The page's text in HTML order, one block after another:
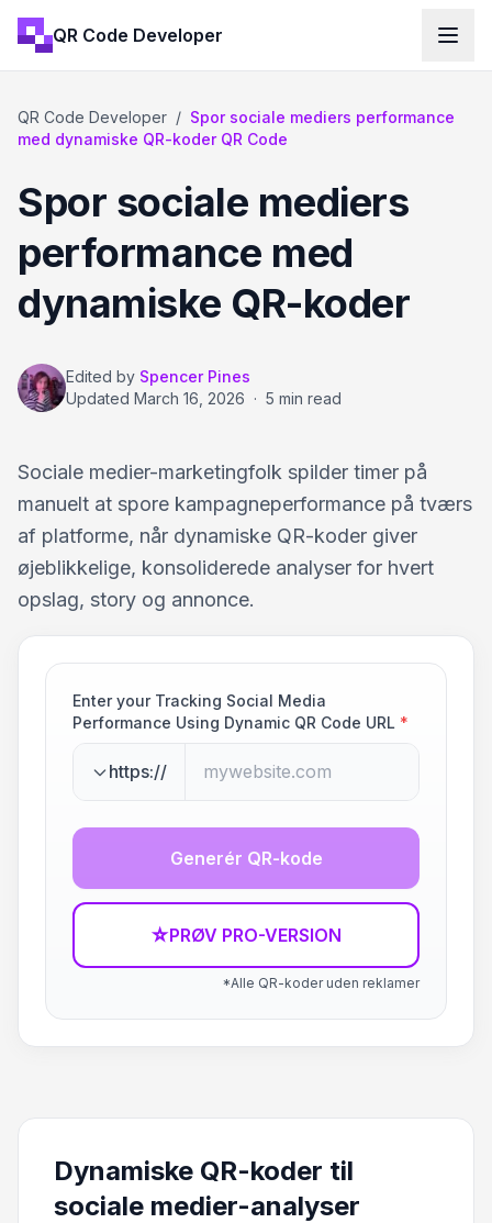
QR Code Developer
QR Code Developer / Spor sociale mediers performance
med dynamiske QR-koder QR Code
Spor sociale mediers
performance med
dynamiske QR-koder
Edited by Spencer Pines
Updated March 16, 2026 · 5 min read
Sociale medier-marketingfolk spilder timer på
manuelt at spore kampagneperformance på tværs
af platforme, når dynamiske QR-koder giver
øjeblikkelige, konsoliderede analyser for hvert
opslag, story og annonce.
Enter your Tracking Social Media
Performance Using Dynamic QR Code URL *
https://
Generér QR-kode
☆PRØV PRO-VERSION
*Alle QR-koder uden reklamer
Dynamiske QR-koder til
sociale medier-analyser